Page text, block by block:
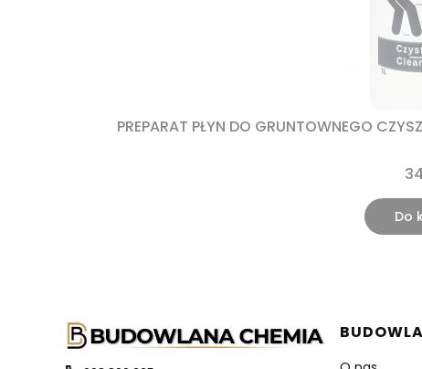
PREPARAT PŁYN DO GRUNTOWNEGO
Do
Linki w